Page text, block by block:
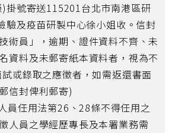
掛號寄送115201台北市南港區研
驗及疫苗研製中心徐小姐收。信封
術員」，逾期、證件資料不齊、未
資料及未郵寄紙本資料者，視為不
或錄取之應徵者，如需返還書面
信封俾利郵寄)
員任用法第26、28條不得任用之
人員之學經歷專長及本署業務需